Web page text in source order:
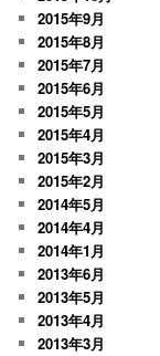
2015年9月
2015年8月
2015年7月
2015年6月
2015年5月
2015年4月
2015年3月
2015年2月
2014年5月
2014年4月
2014年1月
2013年6月
2013年5月
2013年4月
2013年3月